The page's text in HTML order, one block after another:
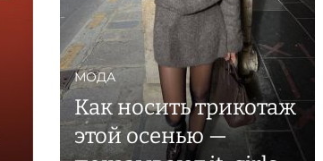
МОДА
Как носить трикотаж
этой осенью —